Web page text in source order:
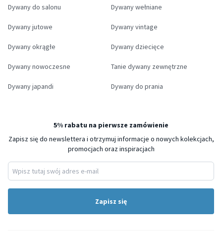
Dywany do salonu Dywany wełniane
Dywany jutowe Dywany vintage
Dywany okrągłe Dywany dziecięce
Dywany nowoczesne Tanie dywany zewnętrzne
Dywany japandi Dywany do prania
5% rabatu na pierwsze zamówienie
Zapisz się do newslettera i otrzymuj informacje o nowych kolekcjach,
promocjach oraz inspiracjach
Zapisz się